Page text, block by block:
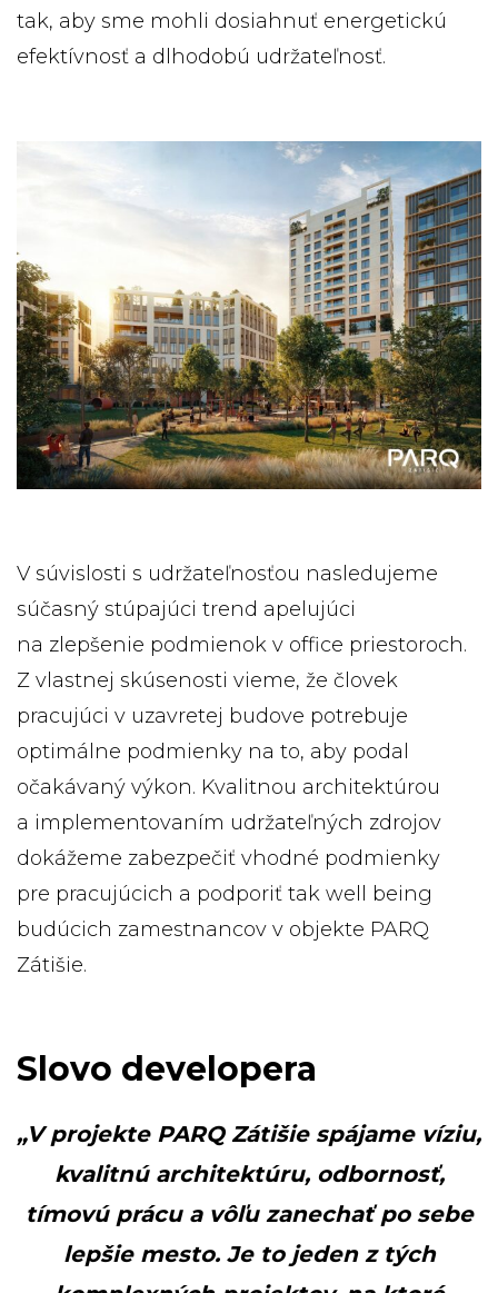
tak, aby sme mohli dosiahnuť energetickú
efektívnosť a dlhodobú udržateľnosť.
V súvislosti s udržateľnosťou nasledujeme
súčasný stúpajúci trend apelujúci
na zlepšenie podmienok v office priestoroch.
Z vlastnej skúsenosti vieme, že človek
pracujúci v uzavretej budove potrebuje
optimálne podmienky na to, aby podal
očakávaný výkon. Kvalitnou architektúrou
a implementovaním udržateľných zdrojov
dokážeme zabezpečiť vhodné podmienky
pre pracujúcich a podporiť tak well being
budúcich zamestnancov v objekte PARQ
Zátišie.
Slovo developera
„V projekte PARQ Zátišie spájame víziu,
kvalitnú architektúru, odbornosť,
tímovú prácu a vôľu zanechať po sebe
lepšie mesto. Je to jeden z tých